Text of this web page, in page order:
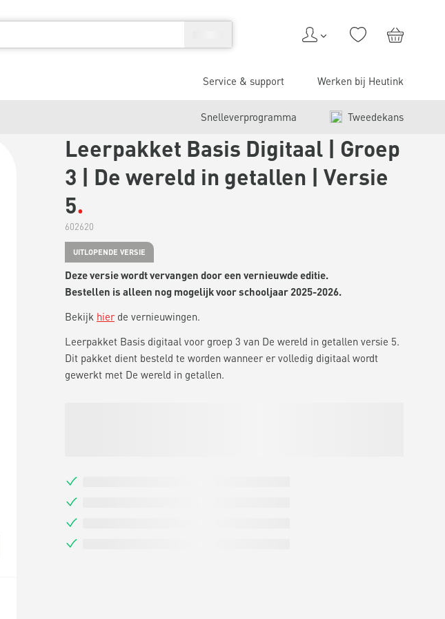
Service & support Werken bij Heutink
Snelleverprogramma Tweedekans
Leerpakket Basis Digitaal | Groep
3 | De wereld in getallen | Versie
5
602620
UITLOPENDE VERSIE
Deze versie wordt vervangen door een vernieuwde editie.
Bestellen is alleen nog mogelijk voor schooljaar 2025-2026.
Bekijk hier de vernieuwingen.
Leerpakket Basis digitaal voor groep 3 van De wereld in getallen versie 5.
Dit pakket dient besteld te worden wanneer er volledig digitaal wordt
gewerkt met De wereld in getallen.